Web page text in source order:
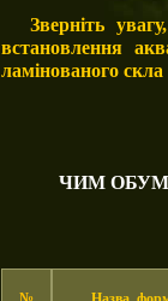
Зверніть
встановлення
ламінованого скла
ЧИМ